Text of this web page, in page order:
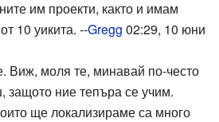
им проекти, както и имам
10 уикита. --Gregg 02:29, 10 юни
Виж, моля те, минавай по-често
защото ние тепъра се учим.
ще локализираме са много